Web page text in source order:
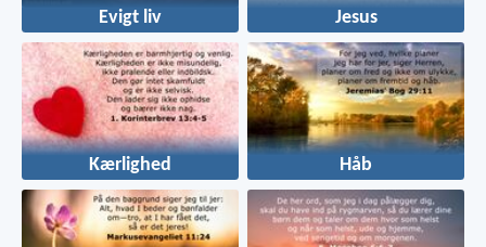
Evigt liv Jesus
Kærlighed Håb